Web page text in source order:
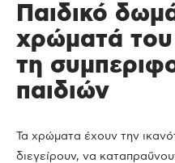
Παιδικό
χρώματά
τη
παιδιών
Τα χρώματα έχουν την
διεγείρουν, να